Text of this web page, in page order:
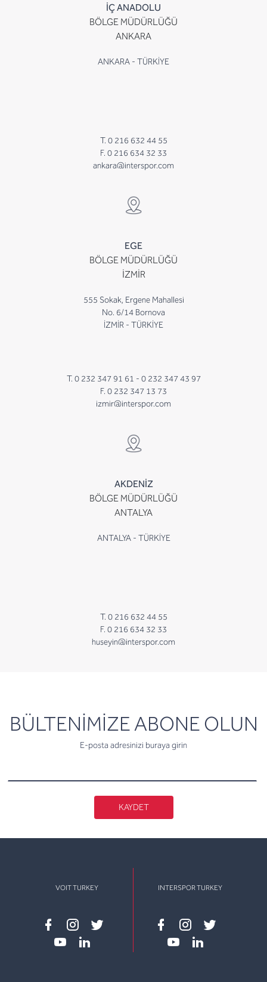
İÇ ANADOLU
BÖLGE MÜDÜRLÜĞÜ
ANKARA
ANKARA - TÜRKİYE
T. 0 216 632 44 55
F. 0 216 634 32 33
ankara@interspor.com
EGE
BÖLGE MÜDÜRLÜĞÜ
İZMİR
555 Sokak, Ergene Mahallesi
No. 6/14 Bornova
İZMİR - TÜRKİYE
T. 0 232 347 91 61 - 0 232 347 43 97
F. 0 232 347 13 73
izmir@interspor.com
AKDENİZ
BÖLGE MÜDÜRLÜĞÜ
ANTALYA
ANTALYA - TÜRKİYE
T. 0 216 632 44 55
F. 0 216 634 32 33
huseyin@interspor.com
BÜLTENİMİZE ABONE OLUN
E-posta adresinizi buraya girin
newsletter
KAYDET
VOIT TURKEY
Facebook
instagram
twitter
INTERSPOR TURKEY
Facebook
instagram
twitter